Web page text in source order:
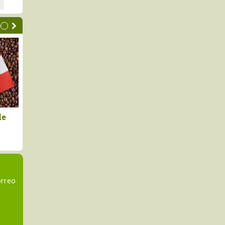
con un
en dos